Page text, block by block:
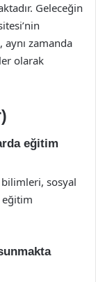
Geleceğin
zamanda
olarak
eğitim
bilimleri, sosyal
eğitim